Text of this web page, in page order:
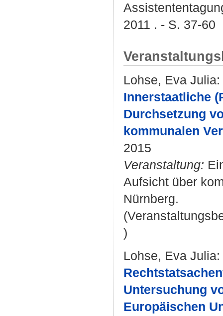
2011 . - S. 37-60
Lohse, Eva Julia:
Innerstaatliche
Durchsetzung
kommunalen
2015
Veranstaltung:
Aufsicht über
Nürnberg.
)
Lohse, Eva Julia:
Untersuchung
Europäischen